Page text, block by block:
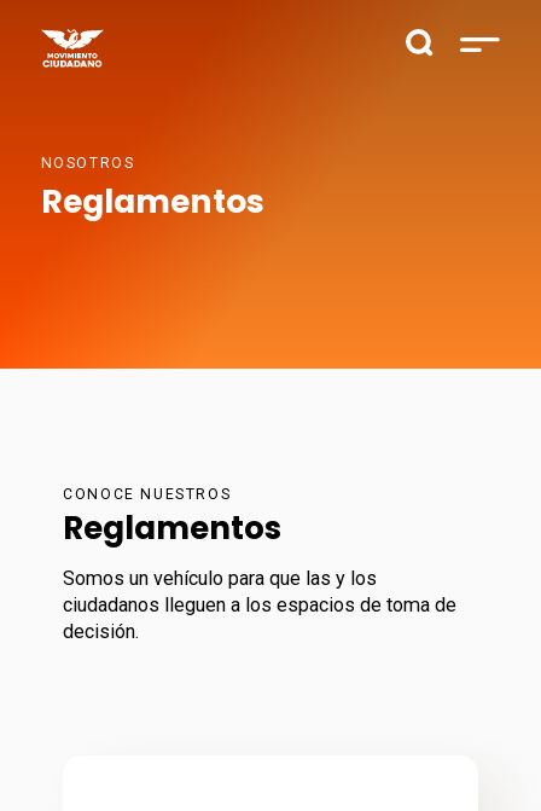
NOSOTROS
Reglamentos
CONOCE NUESTROS
Reglamentos
Somos un vehículo para que las y los
ciudadanos lleguen a los espacios de toma de
decisión.